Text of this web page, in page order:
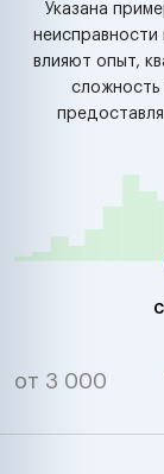
Указана
влияют опыт,
сложность
от 3 000